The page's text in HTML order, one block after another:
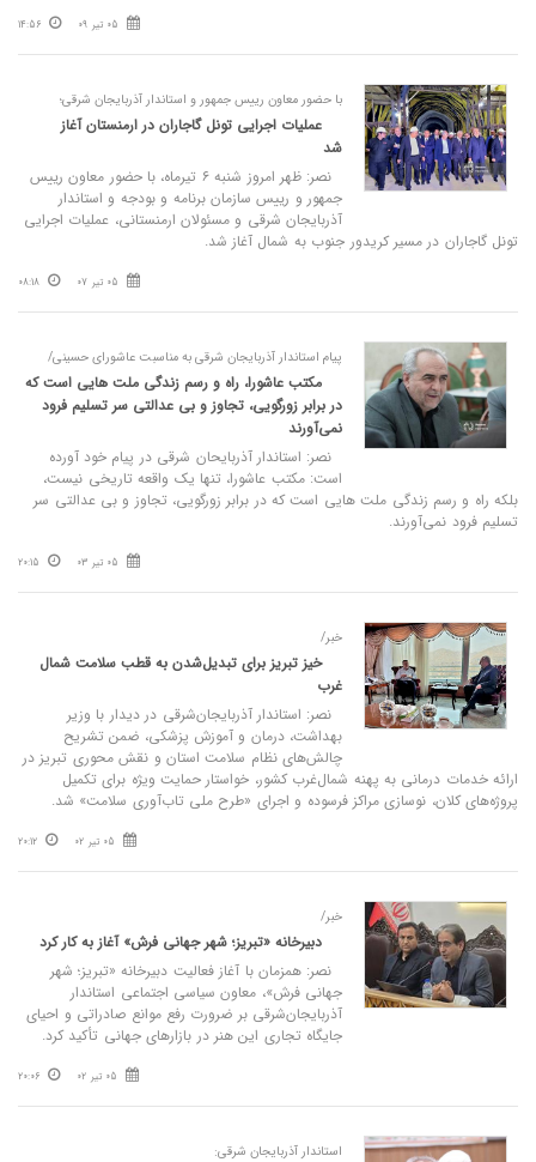
05 تیر 09 14:56
با حضور معاون رییس جمهور و استاندار آذربایجان شرقی؛
عملیات اجرایی تونل گاجاران در ارمنستان آغاز
شد
نصر: ظهر امروز شنبه ۶ تیرماه، با حضور معاون رییس
جمهور و رییس سازمان برنامه و بودجه و استاندار
آذربایجان شرقی و مسئولان ارمنستانی، عملیات اجرایی
تونل گاجاران در مسیر کریدور جنوب به شمال آغاز شد.
05 تیر 07 08:18
پیام استاندار آذربایجان شرقی به مناسبت عاشورای حسینی/
مکتب عاشورا، راه و رسم زندگی ملت‌ هایی است که
در برابر زورگویی، تجاوز و بی‌ عدالتی سر تسلیم فرود
نمی‌آورند
نصر: استاندار آذربایحان شرقی در پیام خود آورده
است: مکتب عاشورا، تنها یک واقعه تاریخی نیست،
بلکه راه و رسم زندگی ملت‌ هایی است که در برابر زورگویی، تجاوز و بی‌ عدالتی سر
تسلیم فرود نمی‌آورند.
05 تیر 03 20:15
خبر/
خیز تبریز برای تبدیل‌شدن به قطب سلامت شمال‌
غرب
نصر: استاندار آذربایجان‌شرقی در دیدار با وزیر
بهداشت، درمان و آموزش پزشکی، ضمن تشریح
چالش‌های نظام سلامت استان و نقش محوری تبریز در
ارائه خدمات درمانی به پهنه شمال‌غرب کشور، خواستار حمایت ویژه برای تکمیل
پروژه‌های کلان، نوسازی مراکز فرسوده و اجرای «طرح ملی تاب‌آوری سلامت» شد.
05 تیر 02 20:12
خبر/
دبیرخانه «تبریز؛ شهر جهانی فرش» آغاز به کار کرد
نصر: همزمان با آغاز فعالیت دبیرخانه «تبریز؛ شهر
جهانی فرش»، معاون سیاسی اجتماعی استاندار
آذربایجان‌شرقی بر ضرورت رفع موانع صادراتی و احیای
جایگاه تجاری این هنر در بازارهای جهانی تأکید کرد.
05 تیر 02 20:06
استاندار آذربایجان شرقی: